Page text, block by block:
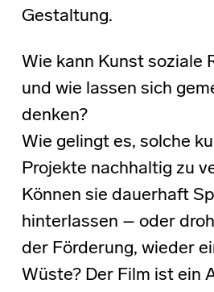
Gestaltung.
Wie kann Kunst soziale
und wie lassen sich
denken?
Wie gelingt es, solche
Projekte nachhaltig zu
Können sie dauerhaft
hinterlassen – oder
der Förderung, wieder
Wüste? Der Film ist ein